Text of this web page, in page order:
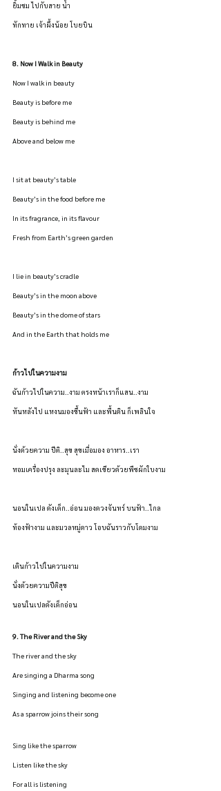
ยิ้มชม ไปกับสาย น้ำ
ทักทาย เจ้าผึ้งน้อย โบยบิน
8. Now I Walk in Beauty
Now I walk in beauty
Beauty is before me
Beauty is behind me
Above and below me
I sit at beauty’s table
Beauty’s in the food before me
In its fragrance, in its flavour
Fresh from Earth’s green garden
I lie in beauty’s cradle
Beauty’s in the moon above
Beauty’s in the dome of stars
And in the Earth that holds me
ก้าวไปในความงาม
ฉันก้าวไปในความ..งาม ตรงหน้าเราก็แสน..งาม
หันหลังไป แหงนมองขึ้นฟ้า และพื้นดิน ก็เพลินใจ
นั่งด้วยความ ปีติ..สุข สุขเมื่อมอง อาหาร..เรา
หอมเครื่องปรุง ละมุนละไม สดเขียวด้วยพืชผักใบงาม
นอนในเปล ดังเด็ก..อ่อน มองดวงจันทร์ บนฟ้า..ไกล
ท้องฟ้างาม และมวลหมู่ดาว โอบฉันราวกับโดมงาม
เดินก้าวไปในความงาม
นั่งด้วยความปีติสุข
นอนในเปลดังเด็กอ่อน
9. The River and the Sky
The river and the sky
Are singing a Dharma song
Singing and listening become one
As a sparrow joins their song
Sing like the sparrow
Listen like the sky
For all is listening